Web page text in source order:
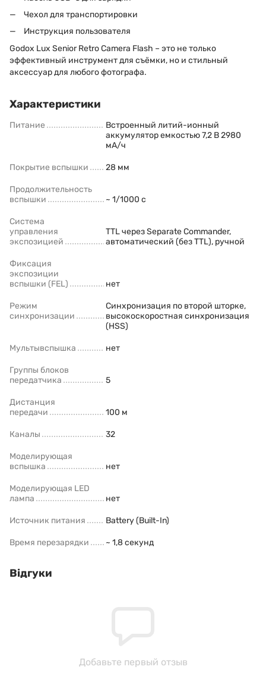
Чехол для транспортировки
Инструкция пользователя
Godox Lux Senior Retro Camera Flash – это не только
эффективный инструмент для съёмки, но и стильный
аксессуар для любого фотографа.
Характеристики
Питание
Встроенный литий-ионный
аккумулятор емкостью 7,2 В 2980
мА/ч
Покрытие вспышки 28 мм
Продолжительность
вспышки
~ 1/1000 с
Система
управления
экспозицией
TTL через Separate Commander,
автоматический (без TTL), ручной
Фиксация
экспозиции
вспышки (FEL)
нет
Режим
синхронизации
Синхронизация по второй шторке,
высокоскоростная синхронизация
(HSS)
Мультывспышка нет
Группы блоков
передатчика
5
Дистанция
передачи
100 м
Каналы 32
Моделирующая
вспышка
нет
Моделирующая LED
лампа
нет
Источник питания Battery (Built-In)
Время перезарядки ~ 1,8 секунд
Відгуки
Добавьте первый отзыв